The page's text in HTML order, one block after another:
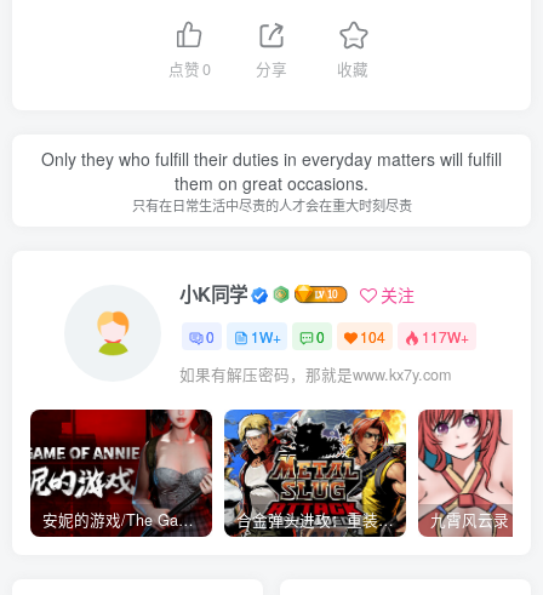
点赞0 分享 收藏
Forever facing sunlight, so you can not see the shadow of the.
永远面向阳光，这样你就看不见阴影了
如果有解压密码，那就是www.kx7y.com
安妮的游戏/The Game of Annie v0.99981|射击动作|容量14.6GB|免安装绿色中文版 合金弹头进攻：重装上阵/METAL SLUG ATTACK RELOADED Build.16214511|策略模拟|容量2.7GB|免安装绿色中文版